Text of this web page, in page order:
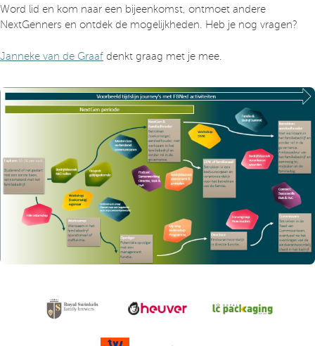
Word lid en kom naar een bijeenkomst, ontmoet andere
NextGenners en ontdek de mogelijkheden. Heb je nog vragen?
Janneke van de Graaf denkt graag met je mee.